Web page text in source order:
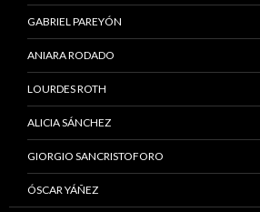
GABRIEL PAREYÓN
ANIARA RODADO
LOURDES ROTH
ALICIA SÁNCHEZ
GIORGIO SANCRISTOFORO
ÓSCAR YÁÑEZ